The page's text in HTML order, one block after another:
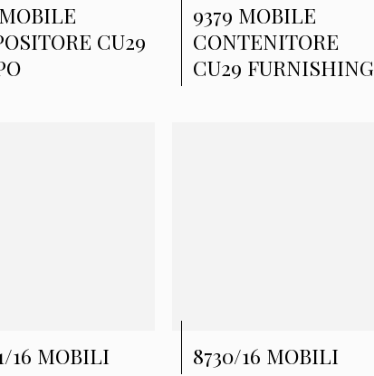
CU29
9379 MOBILE
CONTENITORE
CU29 FURNISHING
16 MOBILI 8730/16 MOBILI